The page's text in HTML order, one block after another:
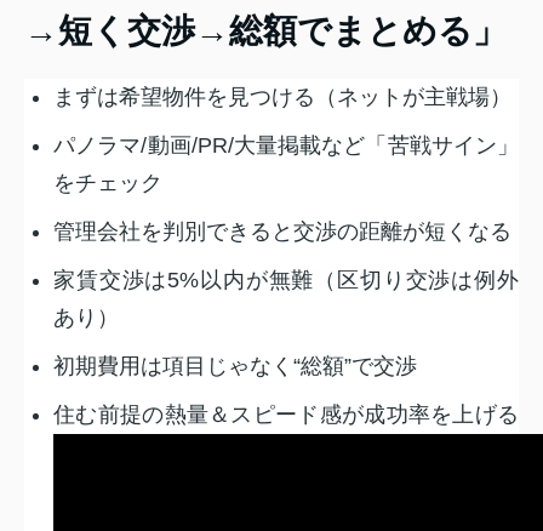
→短く交渉→総額でまとめる」
まずは希望物件を見つける（ネットが主戦場）
パノラマ/動画/PR/大量掲載など「苦戦サイン」
をチェック
管理会社を判別できると交渉の距離が短くなる
家賃交渉は5%以内が無難（区切り交渉は例外
あり）
初期費用は項目じゃなく“総額”で交渉
住む前提の熱量＆スピード感が成功率を上げる